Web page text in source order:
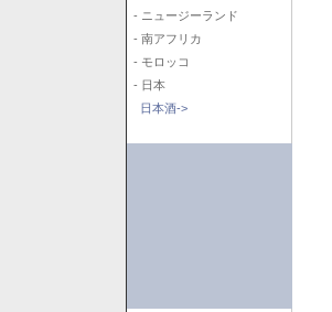
- ニュージーランド
- 南アフリカ
- モロッコ
- 日本
日本酒->